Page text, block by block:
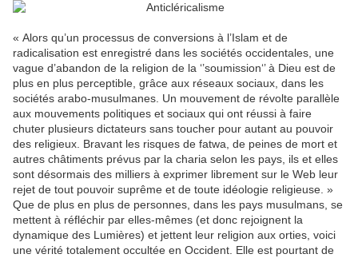
« Alors qu’un processus de conversions à l’Islam et de
radicalisation est enregistré dans les sociétés occidentales, une
vague d’abandon de la religion de la ‘’soumission‘’ à Dieu est de
plus en plus perceptible, grâce aux réseaux sociaux, dans les
sociétés arabo-musulmanes. Un mouvement de révolte parallèle
aux mouvements politiques et sociaux qui ont réussi à faire
chuter plusieurs dictateurs sans toucher pour autant au pouvoir
des religieux. Bravant les risques de fatwa, de peines de mort et
autres châtiments prévus par la charia selon les pays, ils et elles
sont désormais des milliers à exprimer librement sur le Web leur
rejet de tout pouvoir suprême et de toute idéologie religieuse. »
Que de plus en plus de personnes, dans les pays musulmans, se
mettent à réfléchir par elles-mêmes (et donc rejoignent la
dynamique des Lumières) et jettent leur religion aux orties, voici
une vérité totalement occultée en Occident. Elle est pourtant de